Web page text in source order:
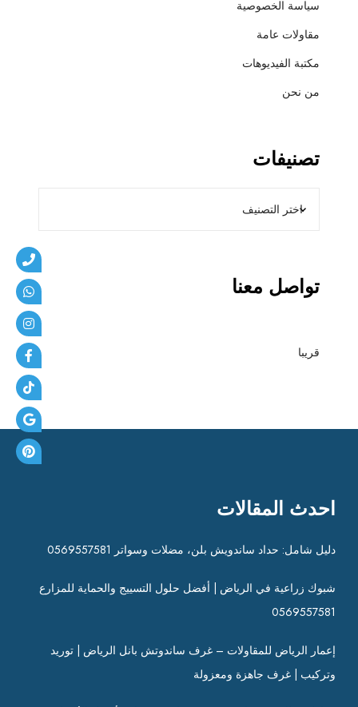
سياسة الخصوصية
مقاولات عامة
مكتبة الفيديوهات
من نحن
تصنيفات
تواصل معنا
قريبا
احدث المقالات
دليل شامل: حداد ساندويش بلن، مضلات وسواتر 0569557581
شبوك زراعية في الرياض | أفضل حلول التسييج والحماية للمزارع
0569557581
إعمار الرياض للمقاولات – غرف ساندوتش بانل الرياض | توريد
وتركيب | غرف جاهزة ومعزولة